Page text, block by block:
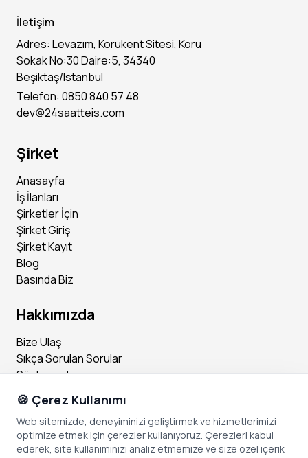
İletişim
Adres: Levazım, Korukent Sitesi, Koru
Sokak No:30 Daire:5, 34340
Beşiktaş/Istanbul
Telefon: 0850 840 57 48
dev@24saatteis.com
Şirket
Anasayfa
İş İlanları
Şirketler İçin
Şirket Giriş
Şirket Kayıt
Blog
Basında Biz
Hakkımızda
Bize Ulaş
Sıkça Sorulan Sorular
Sözleşmeler
Sosyal Medya
Instagram
Facebook
🍪 Çerez Kullanımı
Web sitemizde, deneyiminizi geliştirmek ve hizmetlerimizi
optimize etmek için çerezler kullanıyoruz. Çerezleri kabul
ederek, site kullanımınızı analiz etmemize ve size özel içerik